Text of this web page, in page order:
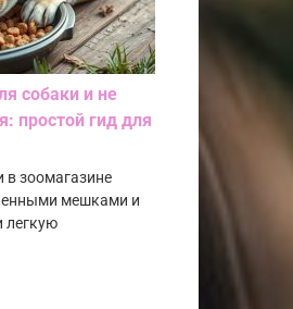
собаки и не
простой гид для
в зоомагазине
мешками и
легкую